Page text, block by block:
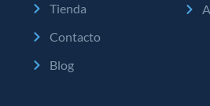
Tienda
Contacto
Blog